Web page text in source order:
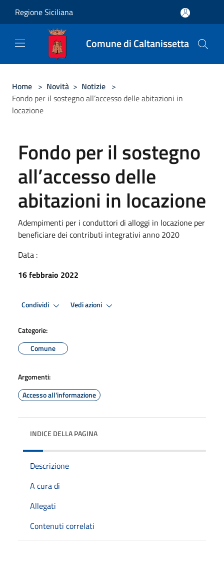
Regione Siciliana
Comune di Caltanissetta
Home > Novità > Notizie >
Fondo per il sostegno all’accesso delle abitazioni in
locazione
Fondo per il sostegno
all’accesso delle
abitazioni in locazione
Adempimenti per i conduttori di alloggi in locazione per
beneficiare dei contributi integrativi anno 2020
Data :
16 febbraio 2022
Condividi Vedi azioni
Categorie:
Comune
Argomenti:
Accesso all'informazione
INDICE DELLA PAGINA
Descrizione
A cura di
Allegati
Contenuti correlati